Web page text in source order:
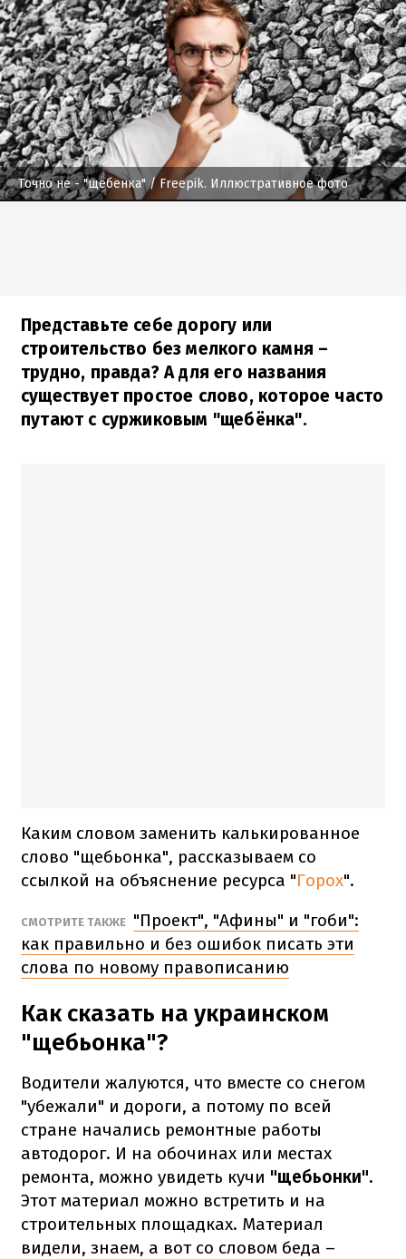
Точно не - "щебенка" / Freepik. Иллюстративное фото
Представьте себе дорогу или
строительство без мелкого камня –
трудно, правда? А для его названия
существует простое слово, которое часто
путают с суржиковым "щебёнка".
Каким словом заменить калькированное
слово "щебьонка", рассказываем со
ссылкой на объяснение ресурса "Горох".
СМОТРИТЕ ТАКЖЕ "Проект", "Афины" и "гоби":
как правильно и без ошибок писать эти
слова по новому правописанию
Как сказать на украинском
"щебьонка"?
Водители жалуются, что вместе со снегом
"убежали" и дороги, а потому по всей
стране начались ремонтные работы
автодорог. И на обочинах или местах
ремонта, можно увидеть кучи "щебьонки".
Этот материал можно встретить и на
строительных площадках. Материал
видели, знаем, а вот со словом беда –